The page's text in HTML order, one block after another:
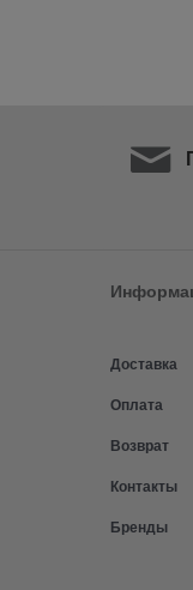
Доставка
Оплата
Возврат
Контакты
Бренды